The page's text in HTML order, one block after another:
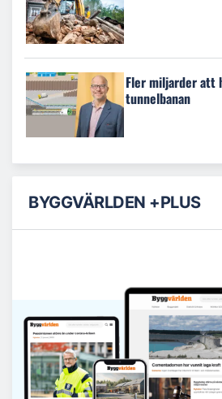
Fler miljarder att
tunnelbanan
BYGGVÄRLDEN +PLUS